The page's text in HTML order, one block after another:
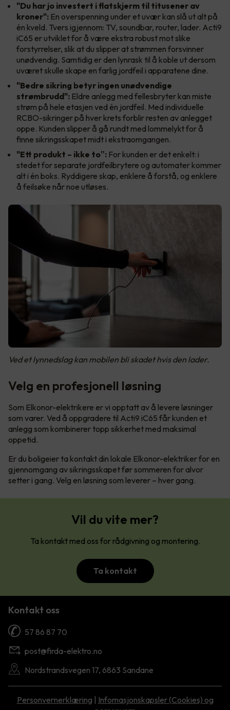
"Du har jo investert i flatskjerm til titusener av
kroner": En overspenning under et uvær kan slå ut alt på
én kveld. Tvers igjennom: TV, soundbar, router, lader. Acti9
iC65 er utviklet for å være ekstra robust mot slike
forstyrrelser, slik at du slipper at strømmen forsvinner
unødvendig. Samtidig er den lynrask til å koble ut dersom
uværet skulle skape en farlig jordfeil i apparatene dine.
"Bedre sikring betyr ingen unødvendige
strømbrudd": Eldre anlegg med fellesbryter kan miste
strøm på hele etasjen ved én jordfeil. Med individuelle
RCBO-sikringer på hver krets forblir resten av anlegget
oppe. Kunden slipper å gå rundt med lommelykt for å
finne sikringsskapet midt i ekstraomgangen.
"Ett produkt – ikke to‟: For kunden er det enkelt: i
stedet for separate jordfeilbrytere og automater kommer
alt i én boks. Ryddigere skap, enklere å forstå, og enklere
å feilsøke når noe utløses.
Ved et lynnedslag kan mobilen bli skadet hvis den lader.
Velg en profesjonell løsning
Som Elkonor-elektrikere er vi opptatt av å levere løsninger
som varer. Ved å oppgradere til Acti9 iC65 får kunden et
anlegg som kombinerer topp sikkerhet med maksimal
oppetid.
Er du boligeier ta kontakt din lokale Elkonor-elektriker for en
gjennomgang av sikringsskapet før sommeren for alvor
setter i gang. Velg en løsning som leverer – hver gang.
Vil du vite mer?
Ta kontakt med oss for rådgivning og montering.
Ta kontakt
Kontakt oss
57 86 87 70
post@firda-elektro.no
Nordstrandsvegen 17, 6863 Sandane
Personvernerklæring | Infomasjonskapsler (Cookies) og